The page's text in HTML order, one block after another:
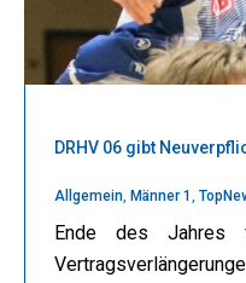
DRHV 06 gibt
Allgemein, Männer 1 ,
Ende des Jahres